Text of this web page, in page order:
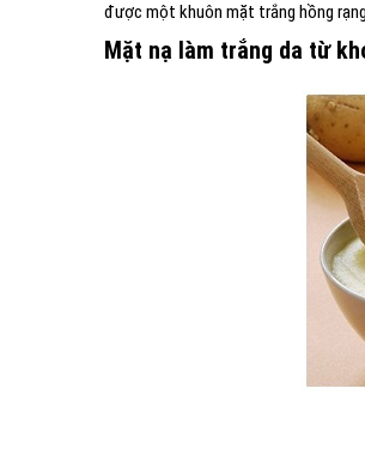
được một khuôn mặt trắng hồng
Mặt nạ làm trắng da từ